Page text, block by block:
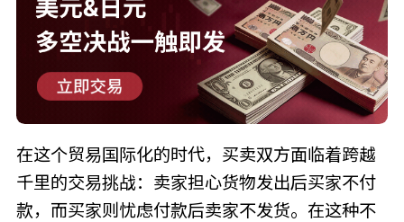
在这个贸易国际化的时代，买卖双方面临着跨越
千里的交易挑战：卖家担心货物发出后买家不付
款，而买家则忧虑付款后卖家不发货。在这种不